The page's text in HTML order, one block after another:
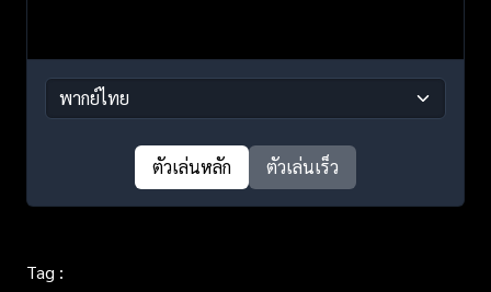
ตัวเล่นหลัก ตัวเล่นเร็ว
Tag :